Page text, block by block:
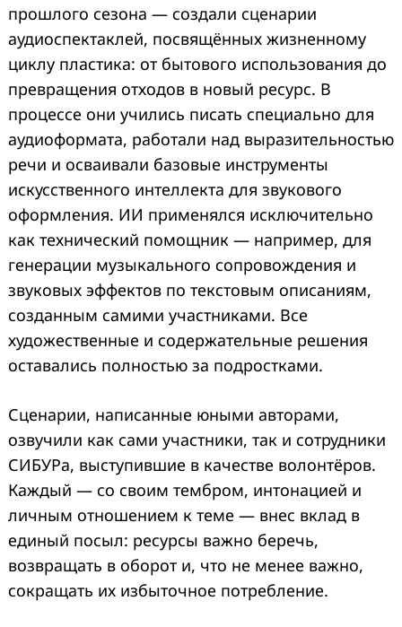
прошлого сезона — создали сценарии
аудиоспектаклей, посвящённых жизненному
циклу пластика: от бытового использования до
превращения отходов в новый ресурс. В
процессе они учились писать специально для
аудиоформата, работали над выразительностью
речи и осваивали базовые инструменты
искусственного интеллекта для звукового
оформления. ИИ применялся исключительно
как технический помощник — например, для
генерации музыкального сопровождения и
звуковых эффектов по текстовым описаниям,
созданным самими участниками. Все
художественные и содержательные решения
оставались полностью за подростками.
Сценарии, написанные юными авторами,
озвучили как сами участники, так и сотрудники
СИБУРа, выступившие в качестве волонтёров.
Каждый — со своим тембром, интонацией и
личным отношением к теме — внес вклад в
единый посыл: ресурсы важно беречь,
возвращать в оборот и, что не менее важно,
сокращать их избыточное потребление.